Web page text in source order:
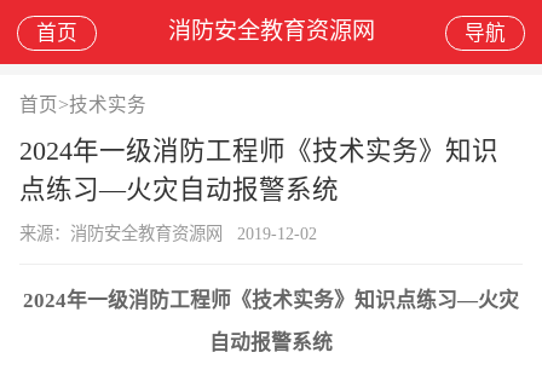
首页 消防安全教育资源网 导航
首页 >技术实务
2024年一级消防工程师《技术实务》知识
点练习—火灾自动报警系统
来源：消防安全教育资源网 2019-12-02
2024年一级消防工程师《技术实务》知识点练习—火灾
自动报警系统